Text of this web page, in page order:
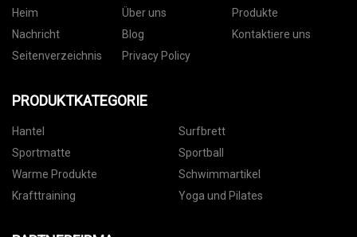
Heim Über uns
Produkte
Nachricht
Blog
Kontaktiere uns
Seitenverzeichnis
Privacy Policy
PRODUKTKATEGORIE
Hantel
Surfbrett
Sportmatte
Sportball
Warme Produkte
Schwimmartikel
Krafttraining
Yoga und Pilates